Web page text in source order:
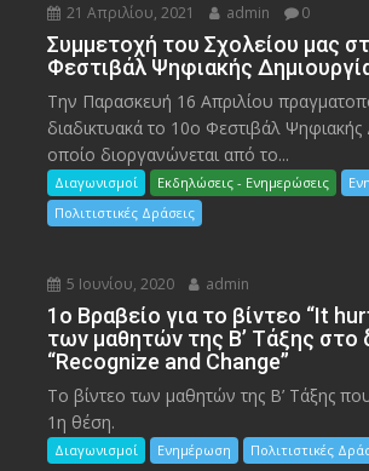
21 Απριλίου, 2021 admin 0
Συμμετοχή του Σχολείου μας
Φεστιβάλ Ψηφιακής
Την Παρασκευή 16 Απριλίου
διαδικτυακά το 10ο Φεστιβάλ Ψηφιακής
οποίο διοργανώνεται από το...
Διαγωνισμοί Εκδηλώσεις - Ενημερώσεις
Πολιτιστικές Δράσεις
5 Ιουνίου, 2020 admin
1ο Βραβείο για το βίντεο “It
των μαθητών της Β’ Τάξης στο
“Recognize and Change”
Το βίντεο των μαθητών της Β’ Τάξης
1η θέση.
Διαγωνισμοί Ενημέρωση Πολιτιστικές